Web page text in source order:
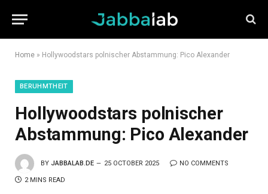
Home » Hollywoodstars polnischer Abstammung: Pico Alexander
BERUHMTHEIT
Hollywoodstars polnischer
Abstammung: Pico Alexander
BY JABBALAB.DE 25 OCTOBER 2025 NO COMMENTS
2 MINS READ